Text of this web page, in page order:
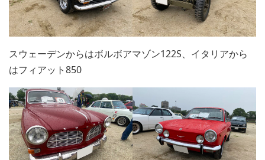
スウェーデンからはボルボアマゾン122S、イタリアから
はフィアット850